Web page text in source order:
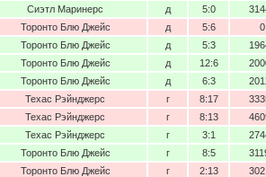
Сиэтл Маринерс д 5:0
Торонто Блю Джейс д 5:6
0
Торонто Блю Джейс д 5:3
Торонто Блю Джейс д 12:6
Торонто Блю Джейс д 6:3
Техас Рэйнджерс г 8:17
Техас Рэйнджерс г 8:13
Техас Рэйнджерс г 3:1
Торонто Блю Джейс г 8:5
Торонто Блю Джейс г 2:13